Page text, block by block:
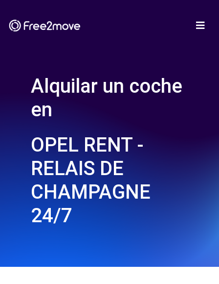
Alquilar un coche
en
OPEL RENT -
RELAIS DE
CHAMPAGNE
24/7